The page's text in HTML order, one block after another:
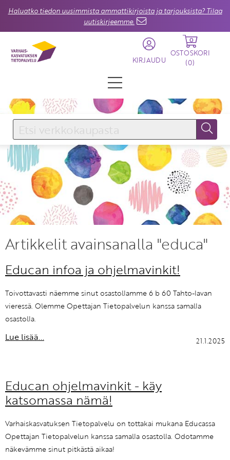
Haluatko tiedon uusimmista ammattikirjoista ja tarjouksista? Tilaa
uutiskirjeemme.
KIRJAUDU
0
OSTOSKORI
(0)
KIRJAUDU SISÄÄN
Käyttäjätunnus
Salasana
Unohtuiko salasana?
KIRJAUDU SISÄÄN
Etkö ole vielä Varhaiskasvatuksen Tietopalvelun
jäsen?
Liity tästä!
Artikkelit avainsanalla "educa"
Educan infoa ja ohjelmavinkit!
Toivottavasti näemme sinut osastollamme 6 b 60 Tahto-lavan
vieressä. Olemme Opettajan Tietopalvelun kanssa samalla
osastolla.
Lue lisää... 21.1.2025
Educan ohjelmavinkit - käy
katsomassa nämä!
Varhaiskasvatuksen Tietopalvelu on tottakai mukana Educassa
Opettajan Tietopalvelun kanssa samalla osastolla. Odotamme
näkevämme sinut pitkästä aikaa!